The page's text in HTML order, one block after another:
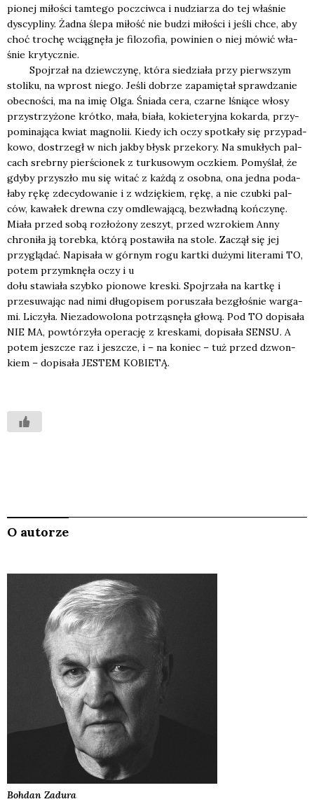
pio­nej miło­ści tam­te­go poczciw­ca i nudzia­rza do tej wła­śnie
dys­cy­pli­ny. Żad­na śle­pa miłość nie budzi miło­ści i jeśli chce, aby
choć tro­chę wcią­gnę­ła je filo­zo­fia, powi­nien o niej mówić wła­
śnie kry­tycz­nie.
Spoj­rzał na dziew­czy­nę, któ­ra sie­dzia­ła przy pierw­szym
sto­li­ku, na wprost nie­go. Jeśli dobrze zapa­mię­tał spraw­dza­nie
obec­no­ści, ma na imię Olga. Śnia­da cera, czar­ne lśnią­ce wło­sy
przy­strzy­żo­ne krót­ko, mała, bia­ła, kokie­te­ryj­na kokar­da, przy­
po­mi­na­ją­ca kwiat magno­lii. Kie­dy ich oczy spo­tka­ły się przy­pad­
ko­wo, dostrzegł w nich jak­by błysk prze­ko­ry. Na smu­kłych pal­
cach srebr­ny pier­ścio­nek z tur­ku­so­wym oczkiem. Pomy­ślał, że
gdy­by przy­szło mu się witać z każ­dą z osob­na, ona jed­na poda­
ła­by rękę zde­cy­do­wa­nie i z wdzię­kiem, rękę, a nie czub­ki pal­
ców, kawa­łek drew­na czy omdle­wa­ją­cą, bez­wład­ną koń­czy­nę.
Mia­ła przed sobą roz­ło­żo­ny zeszyt, przed wzro­kiem Anny
chro­ni­ła ją toreb­ka, któ­rą posta­wi­ła na sto­le. Zaczął się jej
przy­glą­dać. Napi­sa­ła w gór­nym rogu kart­ki duży­mi lite­ra­mi TO,
potem przy­mknę­ła oczy i u
dołu sta­wia­ła szyb­ko pio­no­we kre­ski. Spoj­rza­ła na kart­kę i
prze­su­wa­jąc nad nimi dłu­go­pi­sem poru­sza­ła bez­gło­śnie war­ga­
mi. Liczy­ła. Nie­za­do­wo­lo­na potrzą­snę­ła gło­wą. Pod TO dopi­sa­ła
NIE MA, powtó­rzy­ła ope­ra­cję z kre­ska­mi, dopi­sa­ła SENSU. A
potem jesz­cze raz i jesz­cze, i – na koniec – tuż przed dzwon­
kiem – dopi­sa­ła JESTEM KOBIETĄ.
O autorze
Bohdan Zadura